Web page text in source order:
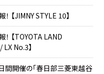
【JIMNY STYLE 10】
【TOYOTA LAND
No.3】
間開催の「春日部三菱東越谷